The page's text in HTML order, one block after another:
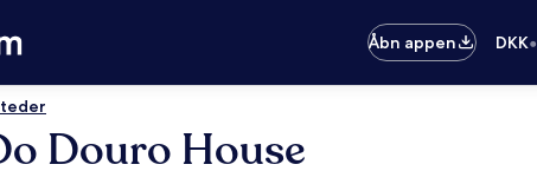
Åbn appen
DKK•
Douro House